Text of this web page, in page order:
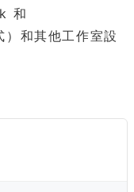
和
和其他工作室設